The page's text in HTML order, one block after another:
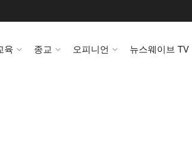
육 종교 오피니언 뉴스웨이브 TV